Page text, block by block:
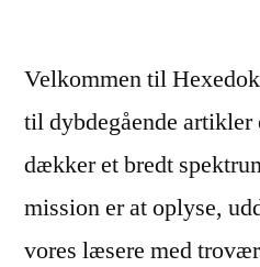
Velkommen til
til dybdegående artikler
dækker et bredt
mission er at oplyse,
vores læsere med